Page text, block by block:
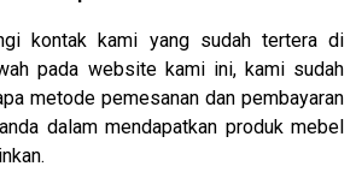
kontak kami yang sudah tertera di
pada website kami ini, kami sudah
metode pemesanan dan pembayaran
dalam mendapatkan produk mebel